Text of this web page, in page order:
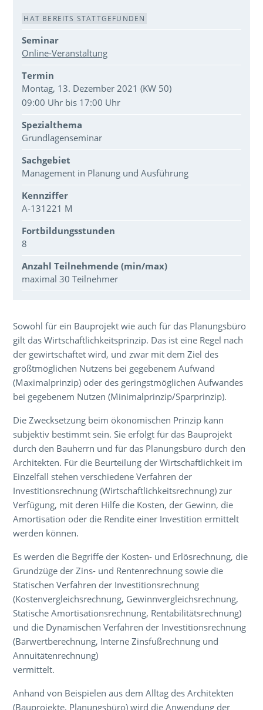
Veranstaltungsdaten
HAT BEREITS STATTGEFUNDEN
Seminar
Online-Veranstaltung
Termin
Montag, 13. Dezember 2021 (KW 50)
09:00 Uhr bis 17:00 Uhr
Spezialthema
Grundlagenseminar
Sachgebiet
Management in Planung und Ausführung
Kennziffer
A-131221 M
Fortbildungsstunden
8
Anzahl Teilnehmende (min/max)
maximal 30 Teilnehmer
Sowohl für ein Bauprojekt wie auch für das Planungsbüro
gilt das Wirtschaftlichkeitsprinzip. Das ist eine Regel nach
der gewirtschaftet wird, und zwar mit dem Ziel des
größtmöglichen Nutzens bei gegebenem Aufwand
(Maximalprinzip) oder des geringstmöglichen Aufwandes
bei gegebenem Nutzen (Minimalprinzip/Sparprinzip).
Die Zwecksetzung beim ökonomischen Prinzip kann
subjektiv bestimmt sein. Sie erfolgt für das Bauprojekt
durch den Bauherrn und für das Planungsbüro durch den
Architekten. Für die Beurteilung der Wirtschaftlichkeit im
Einzelfall stehen verschiedene Verfahren der
Investitionsrechnung (Wirtschaftlichkeitsrechnung) zur
Verfügung, mit deren Hilfe die Kosten, der Gewinn, die
Amortisation oder die Rendite einer Investition ermittelt
werden können.
Es werden die Begriffe der Kosten- und Erlösrechnung, die
Grundzüge der Zins- und Rentenrechnung sowie die
Statischen Verfahren der Investitionsrechnung
(Kostenvergleichsrechnung, Gewinnvergleichsrechnung,
Statische Amortisationsrechnung, Rentabilitätsrechnung)
und die Dynamischen Verfahren der Investitionsrechnung
(Barwertberechnung, Interne Zinsfußrechnung und
Annuitätenrechnung)
vermittelt.
Anhand von Beispielen aus dem Alltag des Architekten
(Bauprojekte, Planungsbüro) wird die Anwendung der